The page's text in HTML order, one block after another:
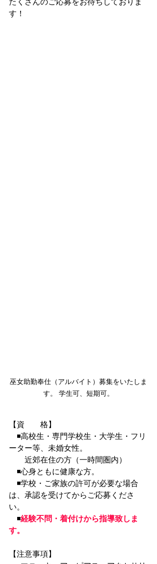
す！
巫女助勤奉仕（アルバイト）募集をいたしま
す。 学生可、短期可。
【資　　格】
◾高校生・専門学校生・大学生・フリ
ーター等、未婚女性。
近郊在住の方（一時間圏内）
◾心身ともに健康な方。
◾学校・ご家族の許可が必要な場合
は、承認を受けてからご応募くださ
い。
◾経験不問・着付けから指導致しま
す。
【注意事項】